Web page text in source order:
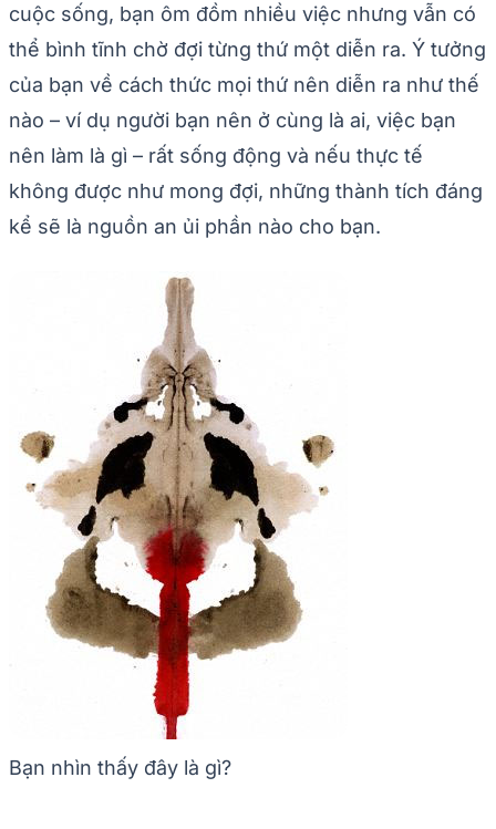
cuộc sống, bạn ôm đồm nhiều việc nhưng vẫn có
thể bình tĩnh chờ đợi từng thứ một diễn ra. Ý tưởng
của bạn về cách thức mọi thứ nên diễn ra như thế
nào – ví dụ người bạn nên ở cùng là ai, việc bạn
nên làm là gì – rất sống động và nếu thực tế
không được như mong đợi, những thành tích đáng
kể sẽ là nguồn an ủi phần nào cho bạn.
Bạn nhìn thấy đây là gì?